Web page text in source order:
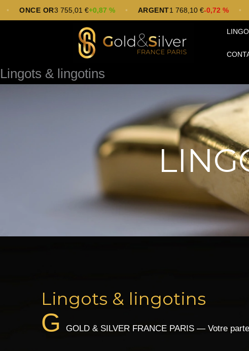
OR3 755,01 €+0,87 % • ARGENT1 768,10 €-0,72 % •
au
Lingots & lingotins
Lingots & lingotins
G GOLD & SILVER FRANCE PARIS — Votre